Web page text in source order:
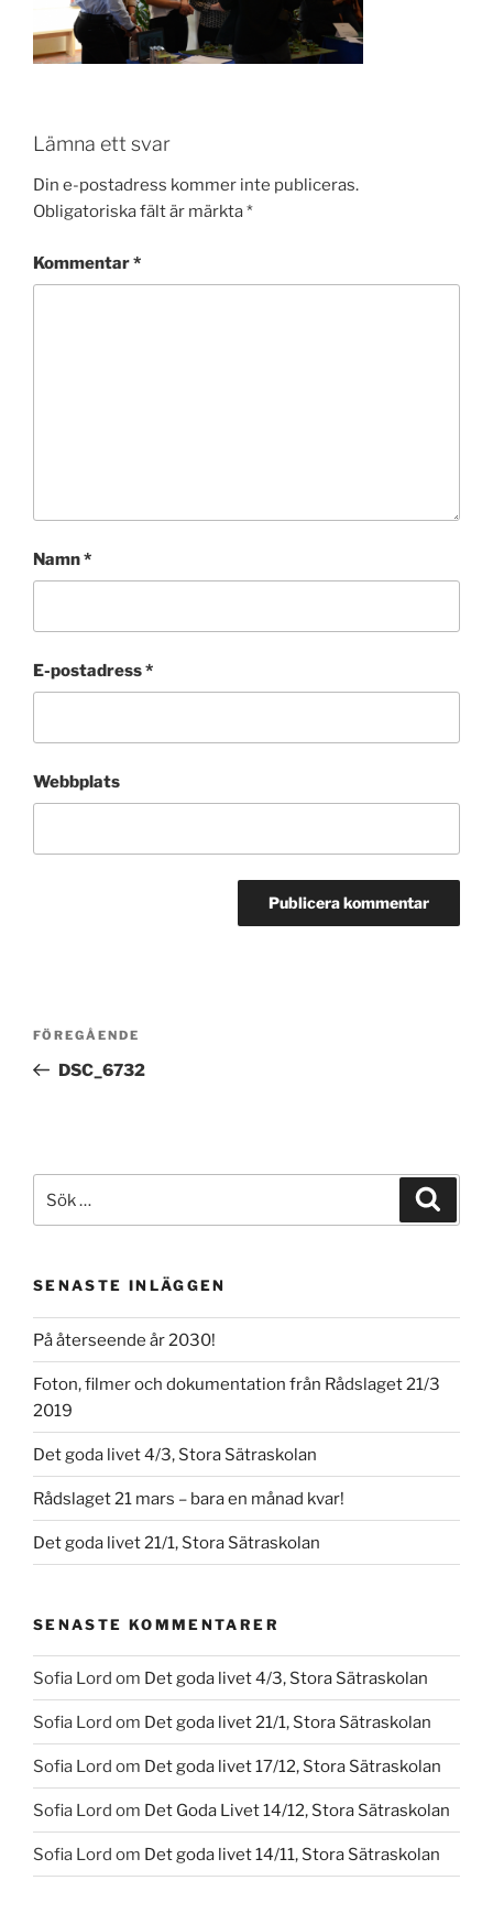
Lämna ett svar
Din e-postadress kommer inte publiceras.
Obligatoriska fält är märkta*
Kommentar*
Namn*
E-postadress*
Webbplats
Inläggsnavigering
Föregående
inlägg
FÖREGÅENDE
DSC_6732
efter:
SENASTE INLÄGGEN
På återseende år 2030!
Foton, filmer och dokumentation från Rådslaget 21/3
2019
Det goda livet 4/3, Stora Sätraskolan
Rådslaget 21 mars – bara en månad kvar!
Det goda livet 21/1, Stora Sätraskolan
SENASTE KOMMENTARER
Sofia Lord om Det goda livet 4/3, Stora Sätraskolan
Sofia Lord om Det goda livet 21/1, Stora Sätraskolan
Sofia Lord om Det goda livet 17/12, Stora Sätraskolan
Sofia Lord om Det Goda Livet 14/12, Stora Sätraskolan
Sofia Lord om Det goda livet 14/11, Stora Sätraskolan